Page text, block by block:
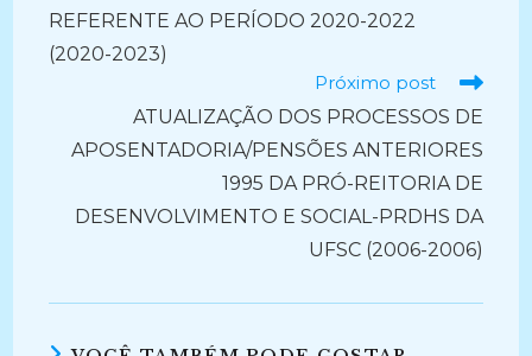
REFERENTE AO PERÍODO 2020-2022
(2020-2023)
Próximo post
ATUALIZAÇÃO DOS PROCESSOS DE
APOSENTADORIA/PENSÕES ANTERIORES
1995 DA PRÓ-REITORIA DE
DESENVOLVIMENTO E SOCIAL-PRDHS DA
UFSC (2006-2006)